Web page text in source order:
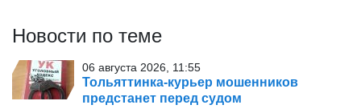
Новости по теме
06 августа 2026, 11:55
Тольяттинка-курьер мошенников
предстанет перед судом